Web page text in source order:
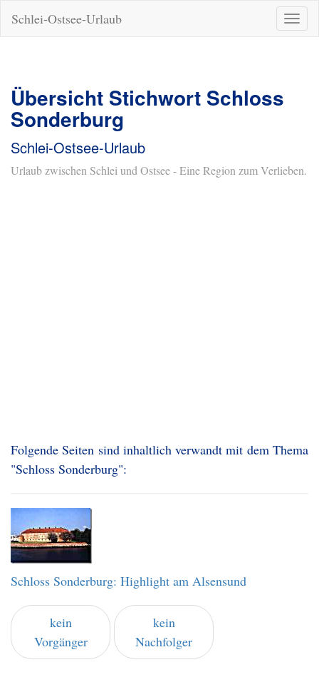
ein-/
Schlei-Ostsee-Urlaub
Übersicht Stichwort Schloss
Sonderburg
Schlei-Ostsee-Urlaub
Urlaub zwischen Schlei und Ostsee - Eine Region zum Verlieben.
Folgende Seiten sind inhaltlich verwandt mit dem Thema
"Schloss Sonderburg":
Schloss Sonderburg: Highlight am Alsensund
kein
Vorgänger
kein
Nachfolger